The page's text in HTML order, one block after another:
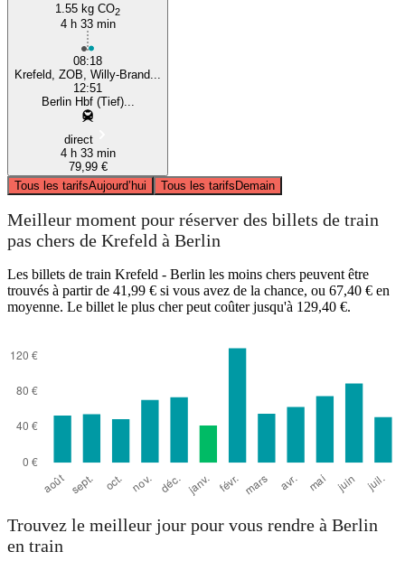
1.55 kg CO2
4 h 33 min
08:18
Krefeld, ZOB, Willy-Brand...
12:51
Berlin Hbf (Tief)...
direct
4 h 33 min
79,99 €
Tous les tarifsAujourd’hui Tous les tarifsDemain
Meilleur moment pour réserver des billets de train
pas chers de Krefeld à Berlin
Les billets de train Krefeld - Berlin les moins chers peuvent être
trouvés à partir de 41,99 € si vous avez de la chance, ou 67,40 € en
moyenne. Le billet le plus cher peut coûter jusqu'à 129,40 €.
Trouvez le meilleur jour pour vous rendre à Berlin
en train